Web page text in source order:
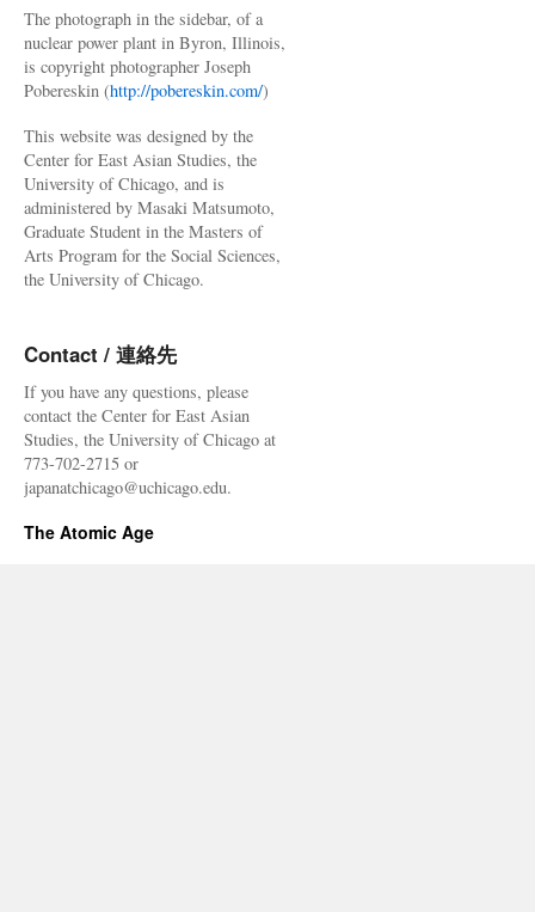
The photograph in the sidebar, of a
nuclear power plant in Byron, Illinois,
is copyright photographer Joseph
Pobereskin (http://pobereskin.com/)
This website was designed by the
Center for East Asian Studies, the
University of Chicago, and is
administered by Masaki Matsumoto,
Graduate Student in the Masters of
Arts Program for the Social Sciences,
the University of Chicago.
Contact / 連絡先
If you have any questions, please
contact the Center for East Asian
Studies, the University of Chicago at
773-702-2715 or
japanatchicago@uchicago.edu.
The Atomic Age